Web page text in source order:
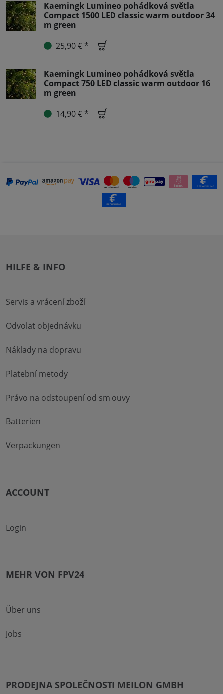
Kaemingk Lumineo pohádková světla
Compact 1500 LED classic warm outdoor 34
m green
25,90 € *
Kaemingk Lumineo pohádková světla
Compact 750 LED classic warm outdoor 16
m green
14,90 € *
HILFE & INFO
Servis a vrácení zboží
Odvolat objednávku
Náklady na dopravu
Platební metody
Právo na odstoupení od smlouvy
Batterien
Verpackungen
ACCOUNT
Login
MEHR VON FPV24
Über uns
Jobs
PRODEJNA SPOLEČNOSTI MEILON GMBH